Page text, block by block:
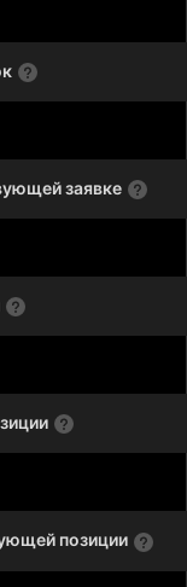
заявке
позиции